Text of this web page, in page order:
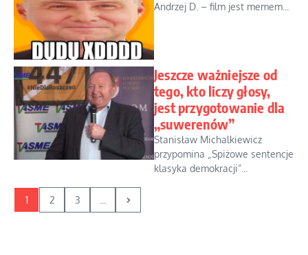
Andrzej D. – film jest memem...
Jeszcze ważniejsze od
tego, kto liczy głosy,
jest przygotowanie dla
„suwerenów”
Stanisław Michalkiewicz
przypomina „Spiżowe sentencje
klasyka demokracji”...
1 2 3